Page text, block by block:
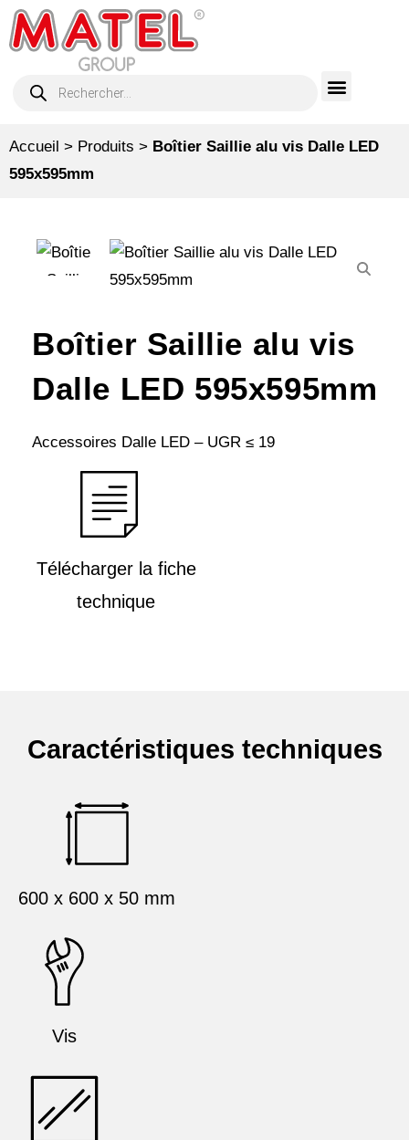
Accueil > Produits > Boîtier Saillie alu vis Dalle LED
595x595mm
Boîtier Saillie alu vis
Dalle LED 595x595mm
Accessoires Dalle LED – UGR ≤ 19
Télécharger la fiche
technique
Caractéristiques techniques
600 x 600 x 50 mm
Vis